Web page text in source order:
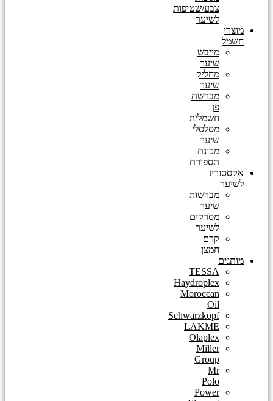
צבע/שטיפות
לשיער
מוצרי
חשמל
מייבש
שיער
מחליק
שיער
מברשת
פן
חשמלית
מסלסלי
שיער
מכונת
תספורת
אקססוריז
לשיער
מברשות
שיער
מסרקים
לשיער
קרם
חמצן
מותגים
TESSA
Haydroplex
Moroccan
Oil
Schwarzkopf
LAKMĒ
Olaplex
Miller
Group
Mr
Polo
Power